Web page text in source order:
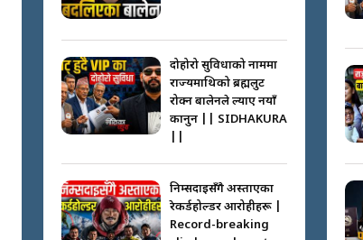
दोहोरो सुविधाको नाममा
राज्यमाथिको ब्रह्मलुट
रोक्न बालेनले ल्याए नयाँ
कानुन || SIDHAKURA
निम्सदाइसँगै अस्ताएका
रेकर्डहोल्डर आरोहीहरू |
Record-breaking